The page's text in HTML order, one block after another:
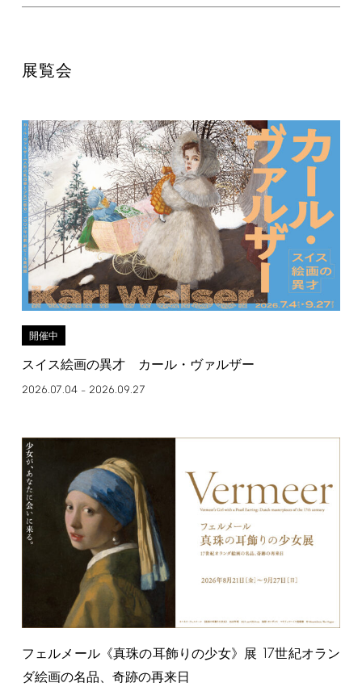
展覧会
開催中
スイス絵画の異才 カール・ヴァルザー
2026.07.04– 2026.09.27
フェルメール《真珠の耳飾りの少女》展 17世紀オラン
ダ絵画の名品、奇跡の再来日